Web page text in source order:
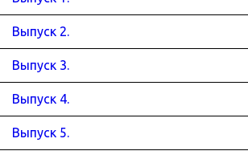
Выпуск 2.
Выпуск 3.
Выпуск 4.
Выпуск 5.